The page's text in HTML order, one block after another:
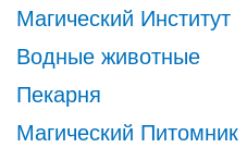
Магический Институт
Водные животные
Пекарня
Магический Питомник